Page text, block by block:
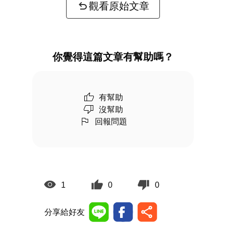
觀看原始文章
你覺得這篇文章有幫助嗎？
有幫助
沒幫助
回報問題
1 0 0
分享給好友